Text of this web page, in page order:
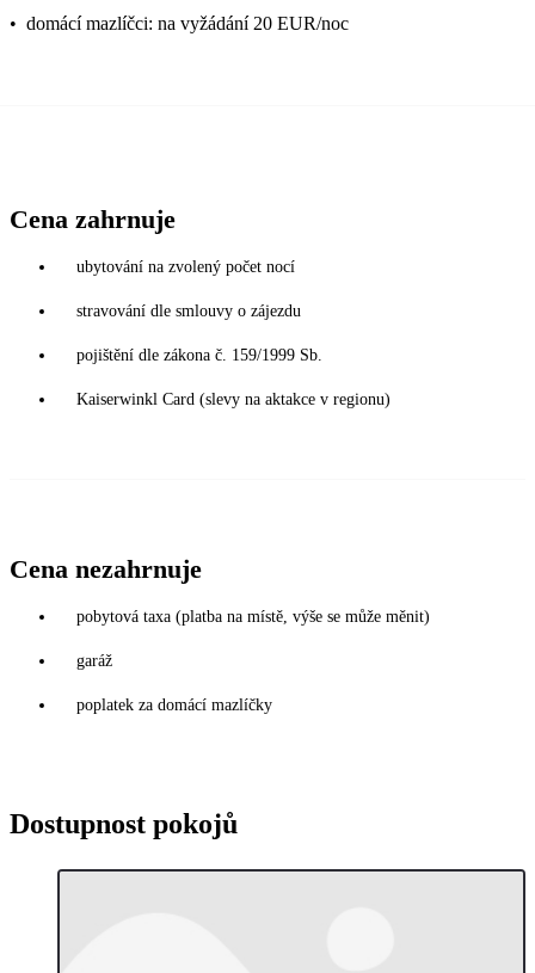
• domácí mazlíčci: na vyžádání 20 EUR/noc
Cena zahrnuje
ubytování na zvolený počet nocí
stravování dle smlouvy o zájezdu
pojištění dle zákona č. 159/1999 Sb.
Kaiserwinkl Card (slevy na aktakce v regionu)
Cena nezahrnuje
pobytová taxa (platba na místě, výše se může měnit)
garáž
poplatek za domácí mazlíčky
Dostupnost pokojů